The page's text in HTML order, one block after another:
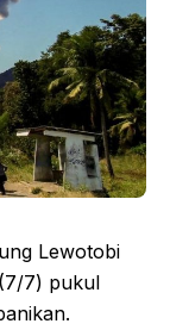
Lewotobi
7) pukul